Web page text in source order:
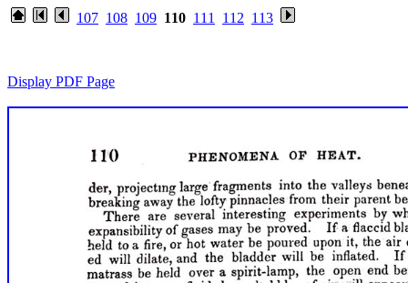
107 108 109 110 111 112 113
Display PDF Page